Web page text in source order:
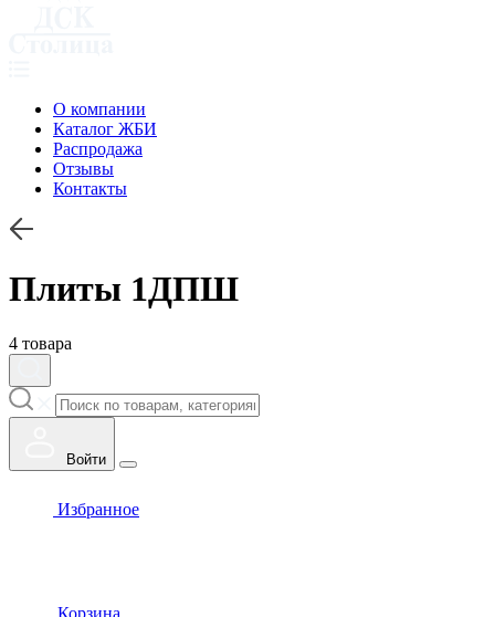
О компании
Каталог ЖБИ
Распродажа
Отзывы
Контакты
Плиты 1ДПШ
4 товара
Войти
Избранное
Корзина